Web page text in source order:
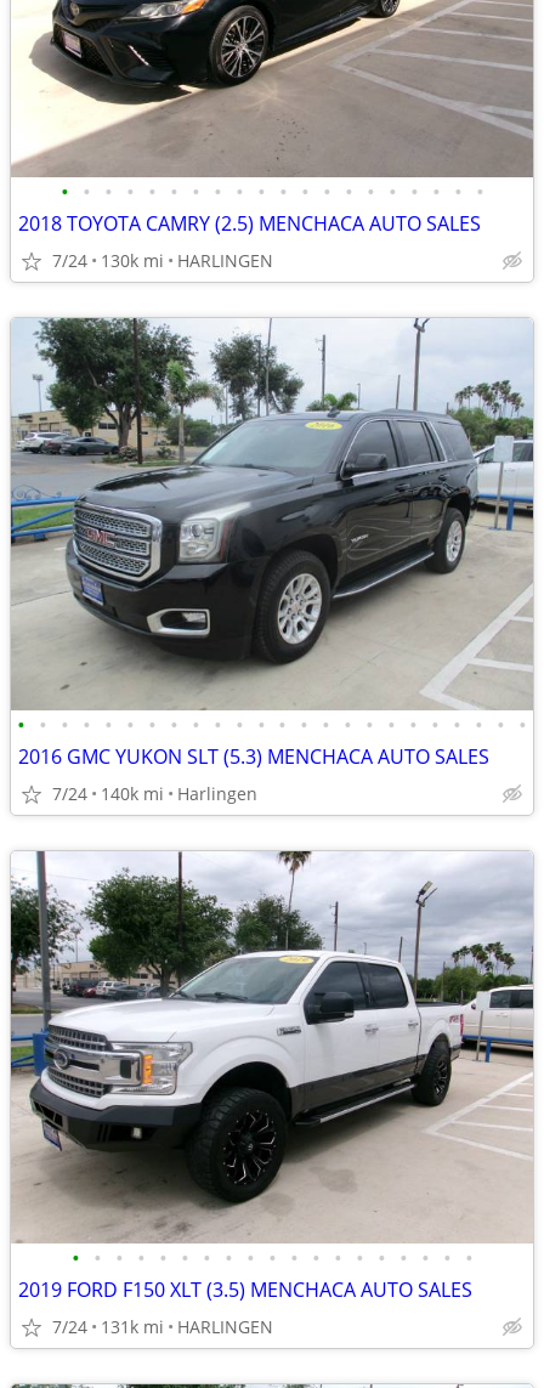
• • • • • • • • • • • • • • • • • • • •
2018 TOYOTA CAMRY (2.5) MENCHACA AUTO SALES
7/24 130k mi HARLINGEN
• • • • • • • • • • • • • • • • • • • • • • • •
2016 GMC YUKON SLT (5.3) MENCHACA AUTO SALES
7/24 140k mi Harlingen
• • • • • • • • • • • • • • • • • • •
2019 FORD F150 XLT (3.5) MENCHACA AUTO SALES
7/24 131k mi HARLINGEN